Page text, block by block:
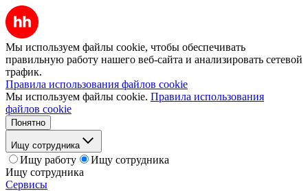
Мы используем файлы cookie, чтобы обеспечивать
правильную работу нашего веб-сайта и анализировать сетевой
трафик.
Правила использования файлов cookie
Мы используем файлы cookie. Правила использования
файлов cookie
Понятно
Ищу сотрудника
Ищу работу
Ищу сотрудника
Ищу сотрудника
Сервисы